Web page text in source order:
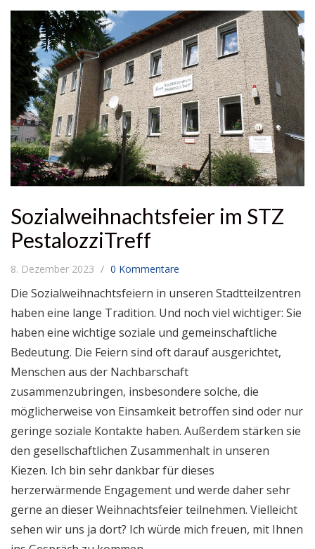
Sozialweihnachtsfeier im STZ
PestalozziTreff
8. Dezember 2023 0 Kommentare
Die Sozialweihnachtsfeiern in unseren Stadtteilzentren
haben eine lange Tradition. Und noch viel wichtiger: Sie
haben eine wichtige soziale und gemeinschaftliche
Bedeutung. Die Feiern sind oft darauf ausgerichtet,
Menschen aus der Nachbarschaft
zusammenzubringen, insbesondere solche, die
möglicherweise von Einsamkeit betroffen sind oder nur
geringe soziale Kontakte haben. Außerdem stärken sie
den gesellschaftlichen Zusammenhalt in unseren
Kiezen. Ich bin sehr dankbar für dieses
herzerwärmende Engagement und werde daher sehr
gerne an dieser Weihnachtsfeier teilnehmen. Vielleicht
sehen wir uns ja dort? Ich würde mich freuen, mit Ihnen